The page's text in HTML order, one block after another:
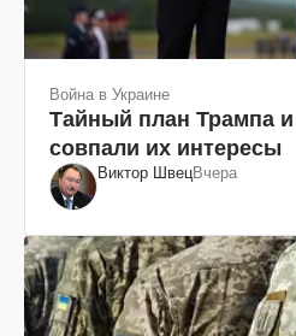
Война в Украине
Тайный план Трампа
совпали их интересы
Виктор ШвецВчера